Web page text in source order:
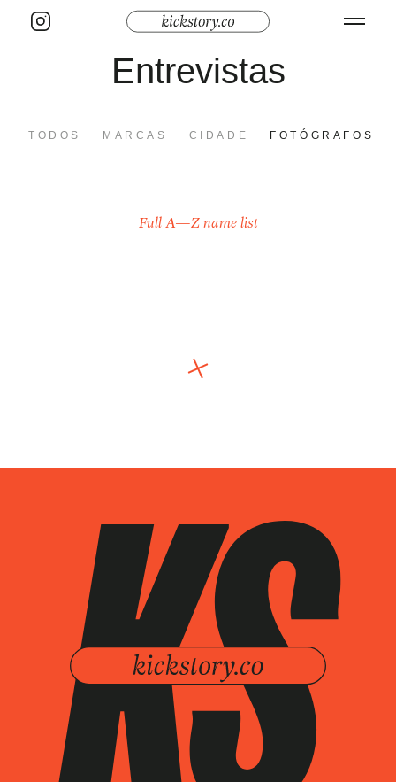
Entrevistas
TODOS MARCAS CIDADE FOTÓGRAFOS
Full A—Z name list